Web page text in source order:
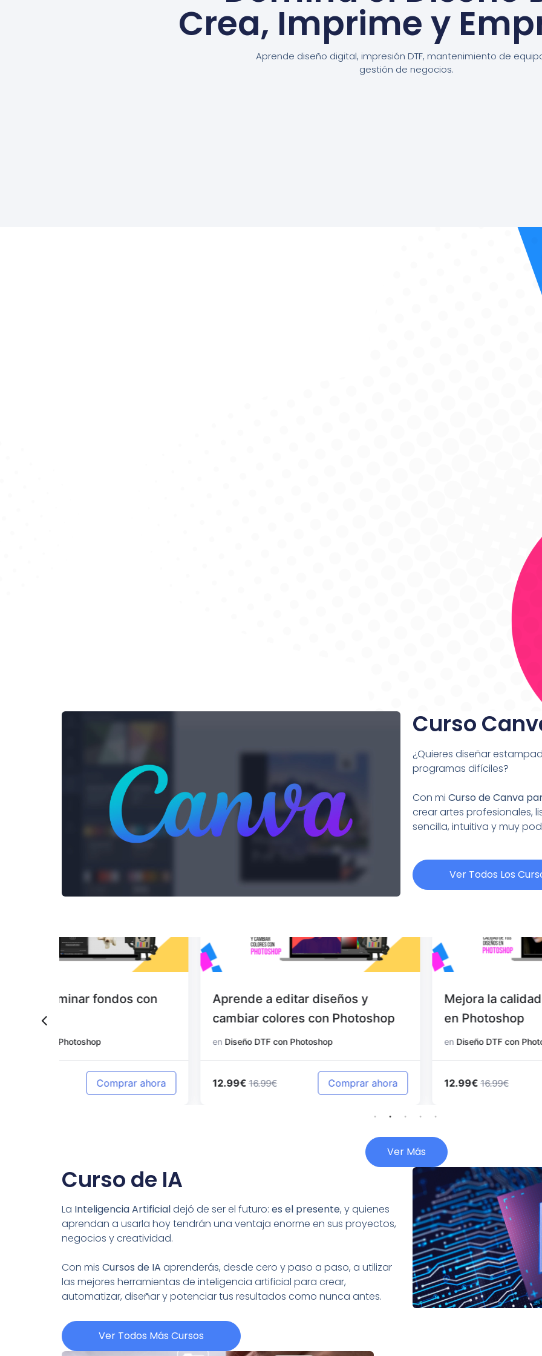
Crea, Imprime y
Aprende diseño digital, impresión DTF, mantenimiento de
gestión de negocios.
Curso
¿Quieres diseñar
programas difíciles?
Con mi Curso de Canva
crear artes profesionales,
sencilla, intuitiva y muy
Ver Todos Los
Aprende a editar diseños y
cambiar colores con Photoshop
en Diseño DTF con Photoshop
12.99€ 16.99€ Comprar ahora
Mejora la calidad de tus diseños
en Photoshop
en Diseño DTF con Photoshop
12.99€ 16.99€ Comprar ahora
Ver Más
Curso de IA
La Inteligencia Artificialdejó de ser el futuro: es el presente, y quienes
aprendan a usarla hoy tendrán una ventaja enorme en sus proyectos,
negocios y creatividad.
Con mis Cursos de IA aprenderás, desde cero y paso a paso, a utilizar
las mejores herramientas de inteligencia artificial para crear,
automatizar, diseñar y potenciar tus resultados como nunca antes.
Ver Todos Más Cursos